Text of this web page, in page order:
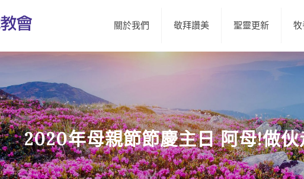
關於我們 敬拜讚美 聖靈更新 牧
2020年母親節節慶主日 阿母!做伙